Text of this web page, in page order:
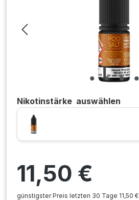
Nikotinstärke auswählen
11,50 €
günstigster Preis letzten 30 Tage 11,50 €